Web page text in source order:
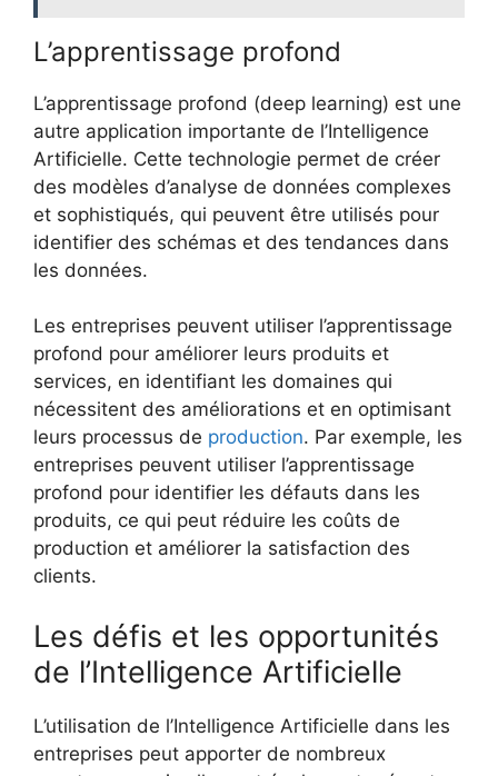
L’apprentissage profond
L’apprentissage profond (deep learning) est une
autre application importante de l’Intelligence
Artificielle. Cette technologie permet de créer
des modèles d’analyse de données complexes
et sophistiqués, qui peuvent être utilisés pour
identifier des schémas et des tendances dans
les données.
Les entreprises peuvent utiliser l’apprentissage
profond pour améliorer leurs produits et
services, en identifiant les domaines qui
nécessitent des améliorations et en optimisant
leurs processus de production. Par exemple, les
entreprises peuvent utiliser l’apprentissage
profond pour identifier les défauts dans les
produits, ce qui peut réduire les coûts de
production et améliorer la satisfaction des
clients.
Les défis et les opportunités
de l’Intelligence Artificielle
L’utilisation de l’Intelligence Artificielle dans les
entreprises peut apporter de nombreux